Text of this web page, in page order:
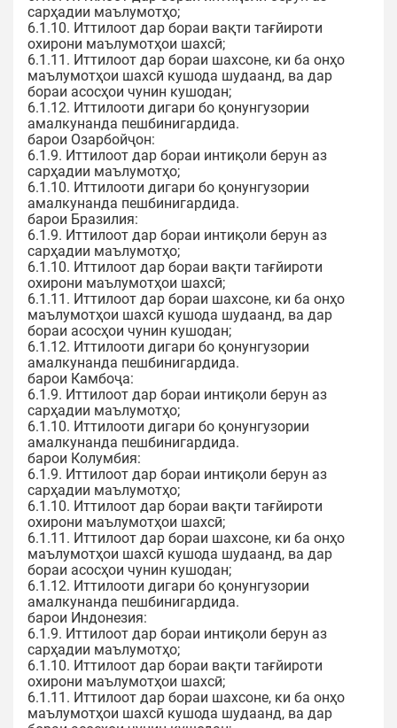
сарҳадии маълумотҳо;
6.1.10. Иттилоот дар бораи вақти тағйироти
охирони маълумотҳои шахсӣ;
6.1.11. Иттилоот дар бораи шахсоне, ки ба онҳо
маълумотҳои шахсӣ кушода шудаанд, ва дар
бораи асосҳои чунин кушодан;
6.1.12. Иттилооти дигари бо қонунгузории
амалкунанда пешбинигардида.
барои Озарбойҷон:
6.1.9. Иттилоот дар бораи интиқоли берун аз
сарҳадии маълумотҳо;
6.1.10. Иттилооти дигари бо қонунгузории
амалкунанда пешбинигардида.
барои Бразилия:
6.1.9. Иттилоот дар бораи интиқоли берун аз
сарҳадии маълумотҳо;
6.1.10. Иттилоот дар бораи вақти тағйироти
охирони маълумотҳои шахсӣ;
6.1.11. Иттилоот дар бораи шахсоне, ки ба онҳо
маълумотҳои шахсӣ кушода шудаанд, ва дар
бораи асосҳои чунин кушодан;
6.1.12. Иттилооти дигари бо қонунгузории
амалкунанда пешбинигардида.
барои Камбоҷа:
6.1.9. Иттилоот дар бораи интиқоли берун аз
сарҳадии маълумотҳо;
6.1.10. Иттилооти дигари бо қонунгузории
амалкунанда пешбинигардида.
барои Колумбия:
6.1.9. Иттилоот дар бораи интиқоли берун аз
сарҳадии маълумотҳо;
6.1.10. Иттилоот дар бораи вақти тағйироти
охирони маълумотҳои шахсӣ;
6.1.11. Иттилоот дар бораи шахсоне, ки ба онҳо
маълумотҳои шахсӣ кушода шудаанд, ва дар
бораи асосҳои чунин кушодан;
6.1.12. Иттилооти дигари бо қонунгузории
амалкунанда пешбинигардида.
барои Индонезия:
6.1.9. Иттилоот дар бораи интиқоли берун аз
сарҳадии маълумотҳо;
6.1.10. Иттилоот дар бораи вақти тағйироти
охирони маълумотҳои шахсӣ;
6.1.11. Иттилоот дар бораи шахсоне, ки ба онҳо
маълумотҳои шахсӣ кушода шудаанд, ва дар